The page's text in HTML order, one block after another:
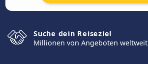
Suche dein Reiseziel
Millionen von Angeboten weltweit